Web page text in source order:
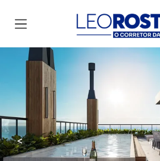
Página inicial
<